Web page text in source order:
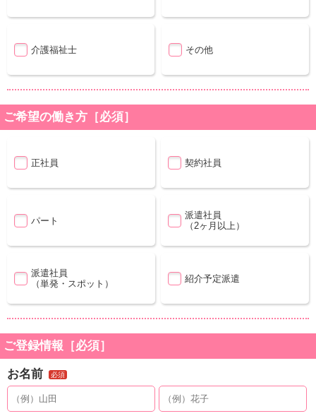
介護福祉士 その他
ご希望の働き方［必須］
正社員 契約社員
パート
派遣社員
（2ヶ月以上）
派遣社員
（単発・スポット）
紹介予定派遣
ご登録情報［必須］
お名前 必須